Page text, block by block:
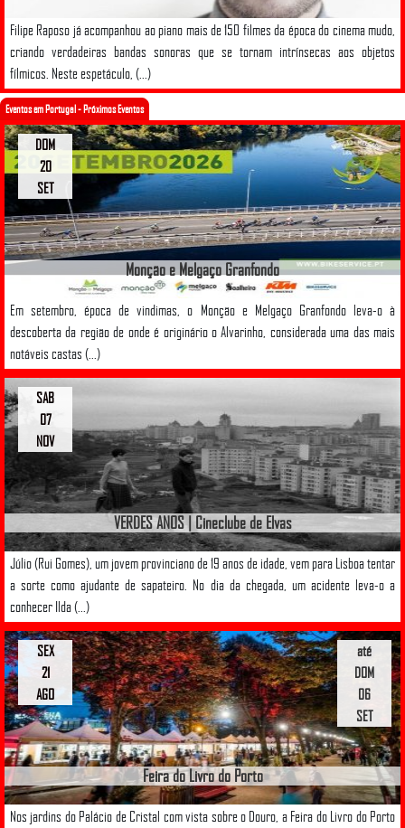
Filipe Raposo já acompanhou ao piano mais de 150 filmes da época do cinema mudo,
criando verdadeiras bandas sonoras que se tornam intrínsecas aos objetos
fílmicos. Neste espetáculo, (...)
Eventos em Portugal - Próximos Eventos
Monção e Melgaço Granfondo
Em setembro, época de vindimas, o Monção e Melgaço Granfondo leva-o à
descoberta da região de onde é originário o Alvarinho, considerada uma das mais
notáveis castas (...)
DOM
20
SET
VERDES ANOS | Cineclube de Elvas
Júlio (Rui Gomes), um jovem provinciano de 19 anos de idade, vem para Lisboa tentar
a sorte como ajudante de sapateiro. No dia da chegada, um acidente leva-o a
conhecer Ilda (...)
SAB
07
NOV
Feira do Livro do Porto
Nos jardins do Palácio de Cristal com vista sobre o Douro, a Feira do Livro do Porto
até
DOM
06
SET
SEX
21
AGO